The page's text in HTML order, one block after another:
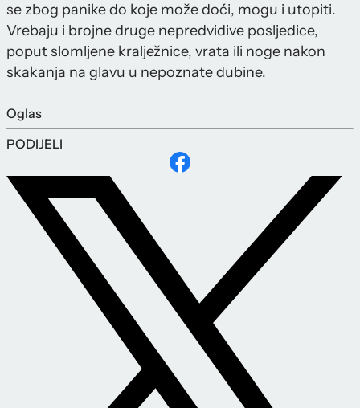
se zbog panike do koje može doći, mogu i utopiti.
Vrebaju i brojne druge nepredvidive posljedice,
poput slomljene kralježnice, vrata ili noge nakon
skakanja na glavu u nepoznate dubine.
Oglas
PODIJELI